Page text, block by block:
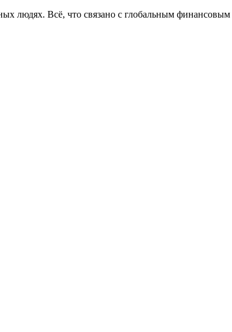
людях. Всё, что связано с глобальным